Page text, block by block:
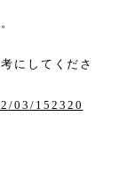
にしてくださ
03/152320